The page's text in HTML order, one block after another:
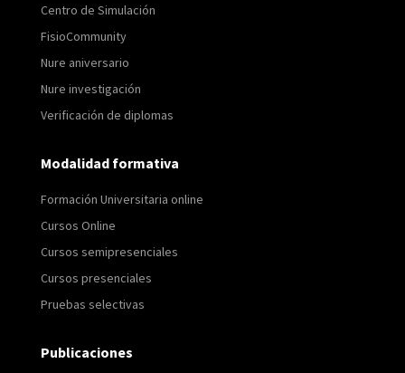
Centro de Simulación
FisioCommunity
Nure aniversario
Nure investigación
Verificación de diplomas
Modalidad formativa
Formación Universitaria online
Cursos Online
Cursos semipresenciales
Cursos presenciales
Pruebas selectivas
Publicaciones